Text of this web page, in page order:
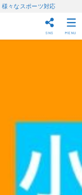
々なスポーツ対応
SNS MENU